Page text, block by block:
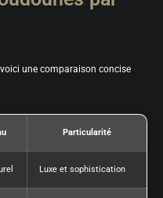
une comparaison concise
Particularité
Luxe et sophistication